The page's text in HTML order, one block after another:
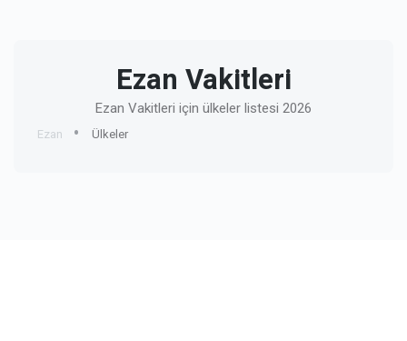
Ezan Vakitleri
Ezan Vakitleri için ülkeler listesi 2026
Ezan Ülkeler